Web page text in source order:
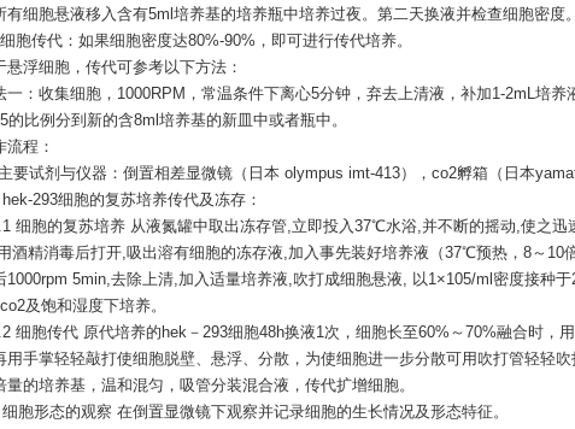
有细胞悬液移入含有5ml培养基的培养瓶中培养过夜。第二天换液并检查细胞密度。
胞传代：如果细胞密度达80%-90%，即可进行传代培养。
悬浮细胞，传代可参考以下方法：
一：收集细胞， 1000RPM，常温条件下离心5分钟，弃去上清液，补加1-2mL培养
的比例分到新的含8ml培养基的新皿中或者瓶中。
流程：
要试剂与仪器：倒置相差显微镜（日本 olympus imt-413），co2孵箱（日本
293细胞的复苏培养传代及冻存：
细胞的复苏培养 从液氮罐中取出冻存管,立即投入37℃水浴,并不断的摇动,使之迅
酒精消毒后打开,吸出溶有细胞的冻存液,加入事先装好培养液（37℃预热，8～10
1000rpm 5min,去除上清,加入适量培养液,吹打成细胞悬液, 以1×105/ml密度接种
及饱和湿度下培养。
细胞传代 原代培养的hek－293细胞48h换液1次，细胞长至60%～70%融合时，
用手掌轻轻敲打使细胞脱壁、悬浮、分散，为使细胞进一步分散可用吹打管轻轻
量的培养基，温和混匀，吸管分装混合液，传代扩增细胞。
胞形态的观察 在倒置显微镜下观察并记录细胞的生长情况及形态特征。